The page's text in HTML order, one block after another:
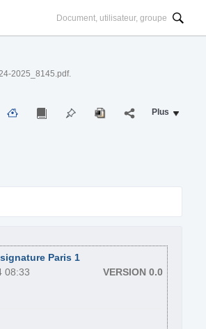
2025_8145.pdf.
Plus
Paris 1
08:33
VERSION 0.0